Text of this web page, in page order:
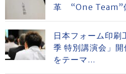
革 “One Team”
日本フォーム印
季 特別講演会」
をテーマ...